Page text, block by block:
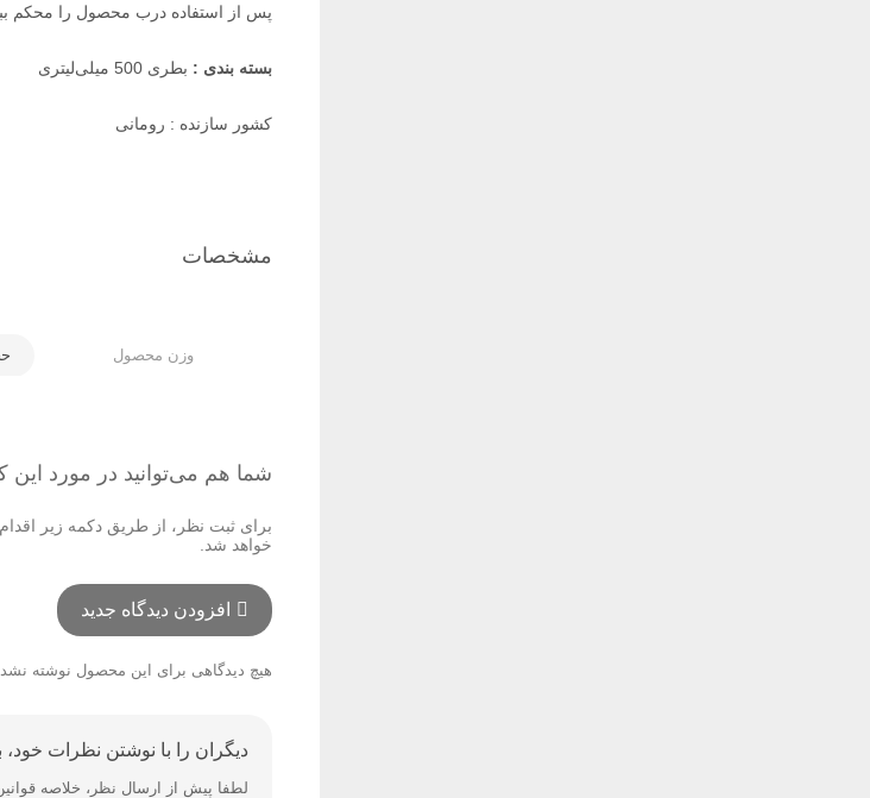
پس از استفاده درب محصول را محکم
بسته بندی : بطری 500 میلی‌لیتری
کشور سازنده : رومانی
مشخصات
وزن محصول حجم
شما هم می‌توانید در مورد این
برای ثبت نظر، از طریق دکمه زیر
خواهد شد.
افزودن دیدگاه جدید
هیچ دیدگاهی برای این محصول نوشته
دیگران را با نوشتن نظرات
لطفا پیش از ارسال نظر، خلاصه